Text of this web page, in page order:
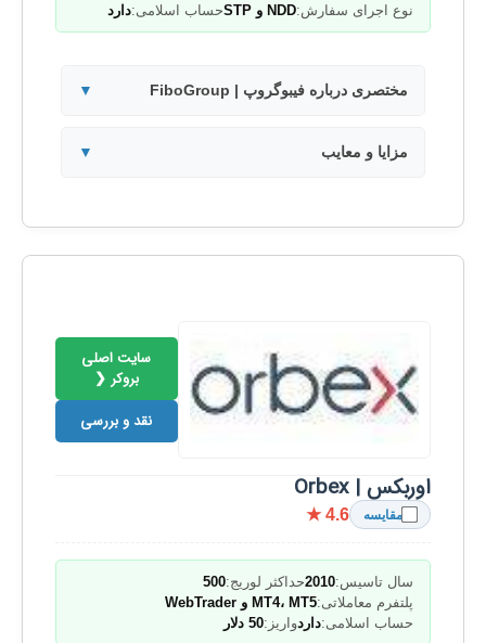
نوع اجرای سفارش:NDD و STP حساب اسلامی:دارد
مختصری درباره فیبوگروپ | FiboGroup ▼
مزایا و معایب ▼
اوربکس | Orbex
مقایسه ★ 4.6
سال تاسیس:2010حداکثر لوریج:500
پلتفرم معاملاتی:MT4، MT5 و WebTrader
حساب اسلامی:داردواریز:50 دلار
سایت اصلی
بروکر ❮
نقد و بررسی